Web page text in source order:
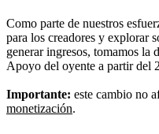
Como parte de nuestros
para los creadores y explorar
generar ingresos, tomamos la
Apoyo del oyente a partir del
Importante: este cambio no
monetización.